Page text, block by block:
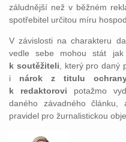
záludnější než v běžném
spotřebitel určitou míru
V závislosti na charakteru
vedle sebe mohou stát jak
k soutěžiteli , který pro daný
i nárok z titulu
k redaktorovi potažmo
daného závadného
pravidel pro žurnalistickou